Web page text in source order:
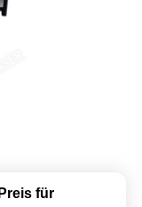
für